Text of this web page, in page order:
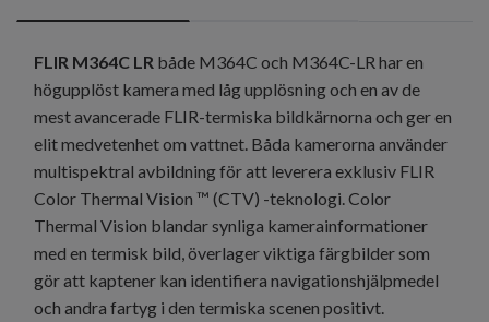
FLIR M364C LR både M364C och M364C-LR har en
högupplöst kamera med låg upplösning och en av de
mest avancerade FLIR-termiska bildkärnorna och ger en
elit medvetenhet om vattnet. Båda kamerorna använder
multispektral avbildning för att leverera exklusiv FLIR
Color Thermal Vision ™ (CTV) -teknologi. Color
Thermal Vision blandar synliga kamerainformationer
med en termisk bild, överlager viktiga färgbilder som
gör att kaptener kan identifiera navigationshjälpmedel
och andra fartyg i den termiska scenen positivt.